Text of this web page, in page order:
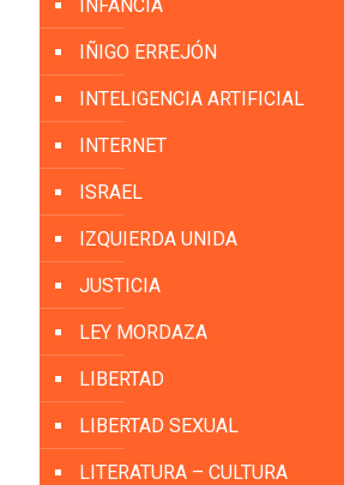
INFANCIA
IÑIGO ERREJÓN
INTELIGENCIA ARTIFICIAL
INTERNET
ISRAEL
IZQUIERDA UNIDA
JUSTICIA
LEY MORDAZA
LIBERTAD
LIBERTAD SEXUAL
LITERATURA – CULTURA